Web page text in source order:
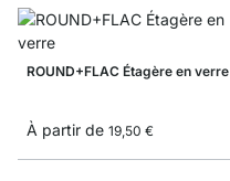
ROUND+FLAC Étagère en verre
À partir de 19,50 €